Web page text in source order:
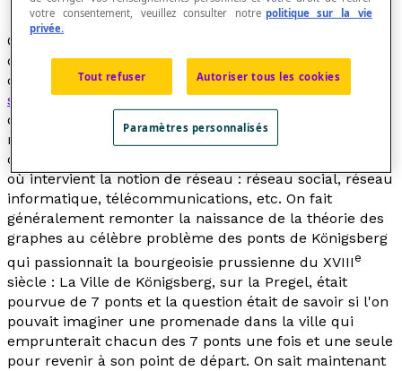
Ces représentations constituent des modèles abstraits
de réseaux reliant ces objets. Ces modèles sont
constitués par la donnée de « points », appelés des
sommets, et de « liens » entre ces points, appelés
ou
selon que le graphe estorienté
méthodes utilisées pour résoudre des problèmes de ce
domaine ont des applications dans tous les domaines
où intervient la notion de réseau : réseau social, réseau
informatique, télécommunications, etc. On fait
généralement remonter la naissance de la théorie des
graphes au célèbre problème des ponts de Königsberg
qui passionnait la bourgeoisie prussienne du XVIIIe
siècle : La Ville de Königsberg, sur la Pregel, était
pourvue de 7 ponts et la question était de savoir si l'on
pouvait imaginer une promenade dans la ville qui
emprunterait chacun des 7 ponts une fois et une seule
pour revenir à son point de départ. On sait maintenant
votre consentement, veuillez consulter notre politique sur la vie
privée.
Tout refuser Autoriser tous les cookies
Paramètres personnalisés